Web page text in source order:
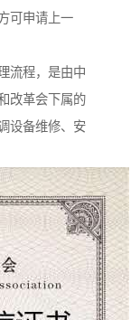
可申请上一
流程，是由中
改革会下属的
设备维修、安